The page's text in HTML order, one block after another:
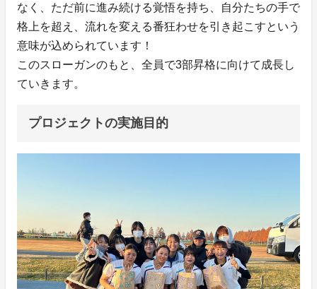
なく、ただ前に進み続ける覚悟を持ち、自分たちの手で
格上を超え、流れを変える番狂わせを引き起こすという
意味が込められています！
このスローガンのもと、全員で3部昇格に向けて成長し
ていきます。
プロジェクトの実施目的